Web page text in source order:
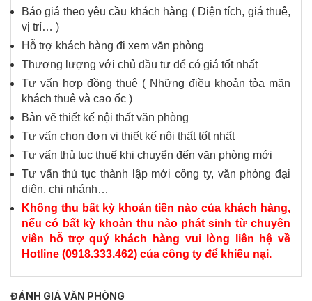
Báo giá theo yêu cầu khách hàng ( Diện tích, giá thuê,
vị trí… )
Hỗ trợ khách hàng đi xem văn phòng
Thương lượng với chủ đầu tư để có giá tốt nhất
Tư vấn hợp đồng thuê ( Những điều khoản tỏa mãn
khách thuê và cao ốc )
Bản vẽ thiết kế nội thất văn phòng
Tư vấn chọn đơn vị thiết kế nội thất tốt nhất
Tư vấn thủ tục thuế khi chuyển đến văn phòng mới
Tư vấn thủ tục thành lập mới công ty, văn phòng đại
diện, chi nhánh…
Không thu bất kỳ khoản tiền nào của khách hàng,
nếu có bất kỳ khoản thu nào phát sinh từ chuyên
viên hỗ trợ quý khách hàng vui lòng liên hệ về
Hotline (0918.333.462) của công ty để khiếu nại.
ĐÁNH GIÁ VĂN PHÒNG